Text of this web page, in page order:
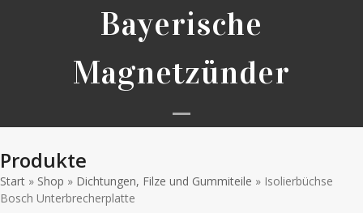
Bayerische
Magnetzünder
Open
menu
Close
menu
Produkte
Start » Shop » Dichtungen, Filze und Gummiteile » Isolierbüchse
Bosch Unterbrecherplatte